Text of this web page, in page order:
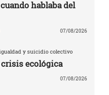
hablaba del
07/08/2026
y suicidio colectivo
ecológica
07/08/2026